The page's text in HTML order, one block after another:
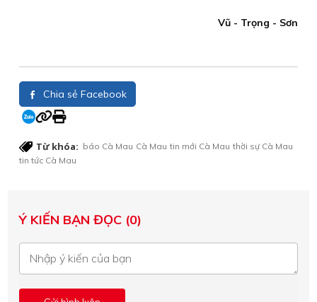
Vũ - Trọng - Sơn
Chia sẻ Facebook
Từ khóa: báo Cà Mau Cà Mau tin mới Cà Mau thời sự Cà Mau
tin tức Cà Mau
Ý KIẾN BẠN ĐỌC (0)